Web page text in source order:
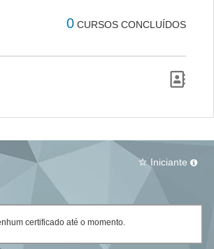
0 CURSOS CONCLUÍDOS
star_border Iniciante
certificado até o momento.